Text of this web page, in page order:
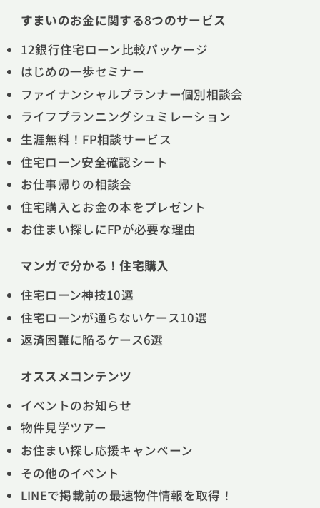
すまいのお金に関する8つのサービス
12銀行住宅ローン比較パッケージ
はじめの一歩セミナー
ファイナンシャルプランナー個別相談会
ライフプランニングシュミレーション
生涯無料！FP相談サービス
住宅ローン安全確認シート
お仕事帰りの相談会
住宅購入とお金の本をプレゼント
お住まい探しにFPが必要な理由
マンガで分かる！住宅購入
住宅ローン神技10選
住宅ローンが通らないケース10選
返済困難に陥るケース6選
オススメコンテンツ
イベントのお知らせ
物件見学ツアー
お住まい探し応援キャンペーン
その他のイベント
LINEで掲載前の最速物件情報を取得！